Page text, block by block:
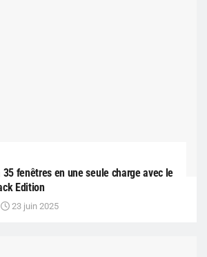
35 fenêtres en une seule charge avec le
Edition
23 juin 2025